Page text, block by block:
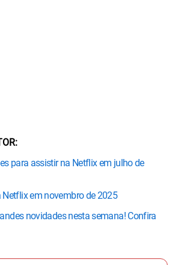
para assistir na Netflix em julho de
em novembro de 2025
novidades nesta semana! Confira